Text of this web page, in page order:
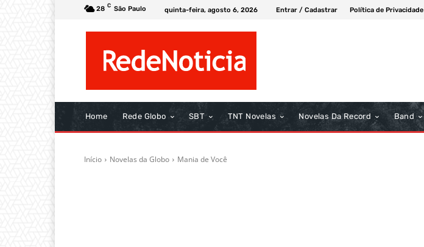
28 C São Paulo quinta-feira, agosto 6, 2026 Entrar / Cadastrar Política de Privacidade
Home Rede Globo SBT TNT Novelas Novelas Da Record Band
Início Novelas da Globo Mania de Você